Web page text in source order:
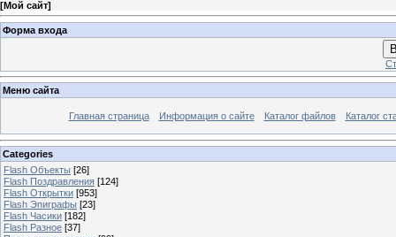
[Мой сайт]
Форма входа
Меню сайта
Главная страница Информация о сайте Каталог файлов Каталог
Categories
Flash Объекты [26]
Flash Поздравления [124]
Flash Открытки [953]
Flash Эпиграфы [23]
Flash Часики [182]
Flash Разное [37]